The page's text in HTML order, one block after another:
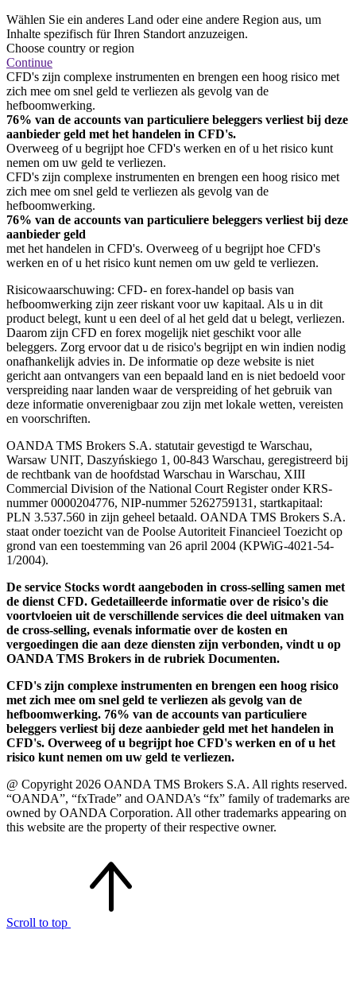
Wählen Sie ein anderes Land oder eine andere Region aus, um
Inhalte spezifisch für Ihren Standort anzuzeigen.
Choose country or region
Continue
CFD's zijn complexe instrumenten en brengen een hoog risico met
zich mee om snel geld te verliezen als gevolg van de
hefboomwerking.
76% van de accounts van particuliere beleggers verliest bij deze
aanbieder geld met het handelen in CFD's.
Overweeg of u begrijpt hoe CFD's werken en of u het risico kunt
nemen om uw geld te verliezen.
CFD's zijn complexe instrumenten en brengen een hoog risico met
zich mee om snel geld te verliezen als gevolg van de
hefboomwerking.
76% van de accounts van particuliere beleggers verliest bij deze
aanbieder geld
met het handelen in CFD's. Overweeg of u begrijpt hoe CFD's
werken en of u het risico kunt nemen om uw geld te verliezen.
Risicowaarschuwing: CFD- en forex-handel op basis van
hefboomwerking zijn zeer riskant voor uw kapitaal. Als u in dit
product belegt, kunt u een deel of al het geld dat u belegt, verliezen.
Daarom zijn CFD en forex mogelijk niet geschikt voor alle
beleggers. Zorg ervoor dat u de risico's begrijpt en win indien nodig
onafhankelijk advies in. De informatie op deze website is niet
gericht aan ontvangers van een bepaald land en is niet bedoeld voor
verspreiding naar landen waar de verspreiding of het gebruik van
deze informatie onverenigbaar zou zijn met lokale wetten, vereisten
en voorschriften.
OANDA TMS Brokers S.A. statutair gevestigd te Warschau,
Warsaw UNIT, Daszyńskiego 1, 00-843 Warschau, geregistreerd bij
de rechtbank van de hoofdstad Warschau in Warschau, XIII
Commercial Division of the National Court Register onder KRS-
nummer 0000204776, NIP-nummer 5262759131, startkapitaal:
PLN 3.537.560 in zijn geheel betaald. OANDA TMS Brokers S.A.
staat onder toezicht van de Poolse Autoriteit Financieel Toezicht op
grond van een toestemming van 26 april 2004 (KPWiG-4021-54-
1/2004).
De service Stocks wordt aangeboden in cross-selling samen met
de dienst CFD. Gedetailleerde informatie over de risico's die
voortvloeien uit de verschillende services die deel uitmaken van
de cross-selling, evenals informatie over de kosten en
vergoedingen die aan deze diensten zijn verbonden, vindt u op
OANDA TMS Brokers in de rubriek Documenten.
CFD's zijn complexe instrumenten en brengen een hoog risico
met zich mee om snel geld te verliezen als gevolg van de
hefboomwerking. 76% van de accounts van particuliere
beleggers verliest bij deze aanbieder geld met het handelen in
CFD's. Overweeg of u begrijpt hoe CFD's werken en of u het
risico kunt nemen om uw geld te verliezen.
@ Copyright 2026 OANDA TMS Brokers S.A. All rights reserved.
“OANDA”, “fxTrade” and OANDA’s “fx” family of trademarks are
owned by OANDA Corporation. All other trademarks appearing on
this website are the property of their respective owner.
Scroll to top